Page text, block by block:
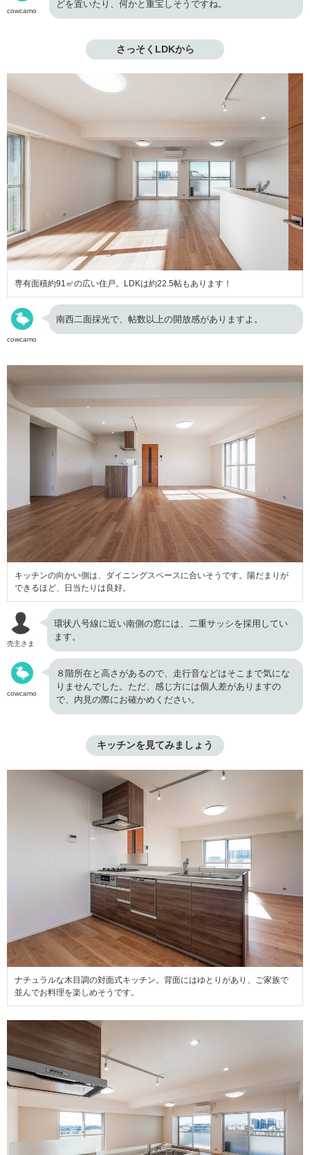
cowcamo
どを置いたり、何かと重宝しそうですね。
さっそくLDKから
専有面積約91㎡の広い住戸。LDKは約22.5帖もあります！
cowcamo
南西二面採光で、帖数以上の開放感がありますよ。
キッチンの向かい側は、ダイニングスペースに合いそうです。陽だまりが
できるほど、日当たりは良好。
売主さま
環状八号線に近い南側の窓には、二重サッシを採用してい
ます。
cowcamo
８階所在と高さがあるので、走行音などはそこまで気にな
りませんでした。ただ、感じ方には個人差がありますの
で、内見の際にお確かめください。
キッチンを見てみましょう
ナチュラルな木目調の対面式キッチン。背面にはゆとりがあり、ご家族で
並んでお料理を楽しめそうです。